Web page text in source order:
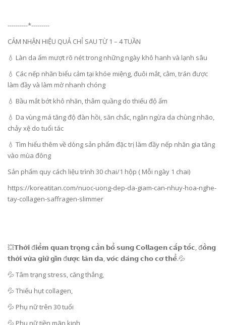
----------*---------
CẢM NHẬN HIỆU QUẢ CHỈ SAU TỪ 1 – 4 TUẦN
💧 Làn da ẩm mượt rõ nét trong những ngày khô hanh và lạnh sâu
💧 Các nếp nhăn biểu cảm tại khóe miệng, đuôi mắt, cằm, trán được
làm đầy và làm mờ nhanh chóng
💧 Bầu mắt bớt khô nhăn, thâm quầng do thiếu độ ẩm
💧 Da vùng má tăng độ đàn hồi, săn chắc, ngăn ngừa da chùng nhão,
chảy xệ do tuổi tác
💧 Tìm hiểu thêm về dòng sản phẩm đặc trị làm đầy nếp nhăn gia tăng
vào mùa đông
Sản phẩm quy cách liệu trình 30 chai/1 hộp ( Mỗi ngày 1 chai)
https://koreatitan.com/nuoc-uong-dep-da-giam-can-nhuy-hoa-nghe-
tay-collagen-saffragen-slimmer
💥𝗧𝗵𝗼̛̀𝗶 đ𝗶𝗲̂̉𝗺 𝗾𝘂𝗮𝗻 𝘁𝗿𝗼̣𝗻𝗴 𝗰𝗮̂̀𝗻 𝗯𝗼̂̉ 𝘀𝘂𝗻𝗴 𝗖𝗼𝗹𝗹𝗮𝗴𝗲𝗻 𝗰𝗮̂́𝗽 𝘁𝗼̂́𝗰, đ𝗼̂̀𝗻𝗴
𝘁𝗵𝗼̛̀𝗶 𝘃𝘂̛̀𝗮 𝗴𝗶𝘂̛̃ 𝗴𝗶̀𝗻 đ𝘂̛𝗼̛̣𝗰 𝗹𝗮̀𝗻 𝗱𝗮, 𝘃𝗼́𝗰 𝗱𝗮́𝗻𝗴 𝗰𝗵𝗼 𝗰𝗼̛ 𝘁𝗵𝗲̂̉.💦
💦 Tâm trạng stress, căng thẳng,
💦 Thiếu hụt collagen,
💦 Phụ nữ trên 30 tuổi
💦 Phụ nữ tiền mãn kinh,